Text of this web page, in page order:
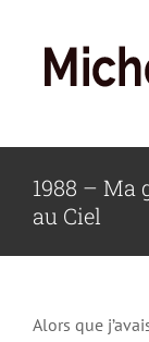
content
1988 – Ma
au Ciel
Alors que